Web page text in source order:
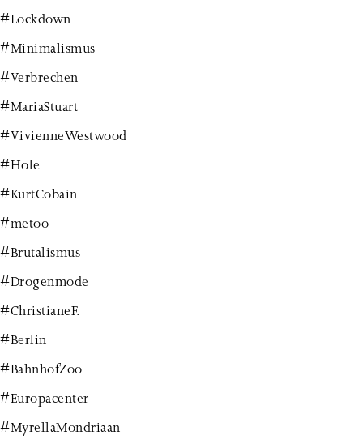
#Lockdown
#Minimalismus
#Verbrechen
#MariaStuart
#VivienneWestwood
#Hole
#KurtCobain
#metoo
#Brutalismus
#Drogenmode
#ChristianeF.
#Berlin
#BahnhofZoo
#Europacenter
#MyrellaMondriaan